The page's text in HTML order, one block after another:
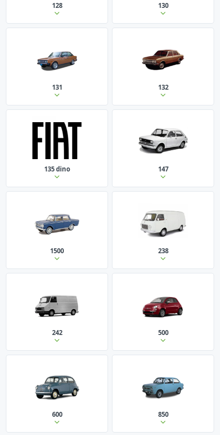
128 130
131 132
135 dino 147
1500 238
242 500
600 850